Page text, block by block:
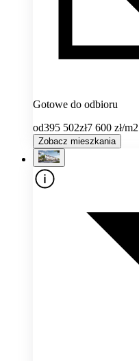
Gotowe do odbioru
od395 502zł7 600 zł/m2
Zobacz mieszkania